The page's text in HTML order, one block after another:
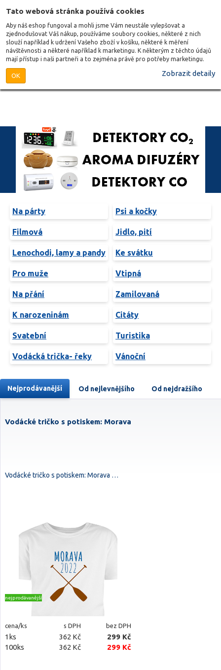
Tato webová stránka používá cookies
Aby náš eshop fungoval a mohli jsme Vám neustále vylepšovat a
zjednodušovat Váš nákup, používáme soubory cookies, některé z nich
slouží například k udržení Vašeho zboží v košíku, některé k měření
návštěvnosti a některé například k marketingu. K některým z těchto údajů
mají přístup i naši partneři a to zejména právě pro potřeby marketingu.
OK Zobrazit detaily
Na párty Psi a kočky
Filmová Jidlo, pití
Lenochodi, lamy a pandy Ke svátku
Pro muže Vtipná
Na přání Zamilovaná
K narozeninám Citáty
Svatební Turistika
Vodácká trička- řeky Vánoční
Nejprodávanější Od nejlevnějšího Od nejdražšího
Vodácké tričko s potiskem: Morava
Vodácké tričko s potiskem: Morava …
nejprodávanější
cena/ks s DPH bez DPH
1ks 362 Kč
299 Kč
100ks
362 Kč 299 Kč